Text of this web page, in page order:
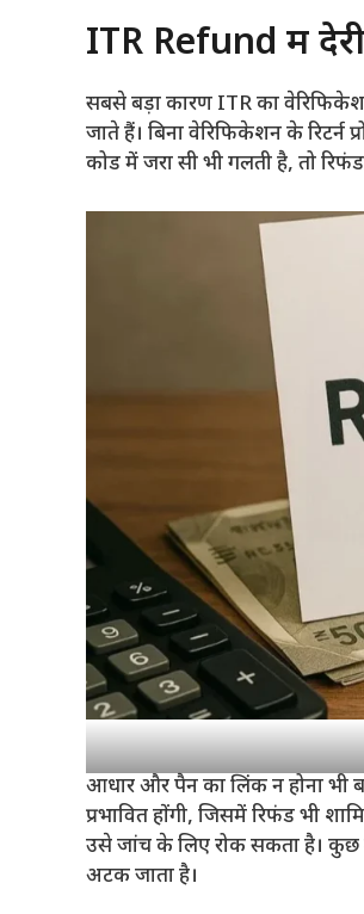
ITR Refund में
सबसे बड़ा कारण ITR का
जाते हैं। बिना वेरिफिकेशन के
कोड में जरा सी भी गलती है, तो
आधार और पैन का लिंक न होना भी
प्रभावित होंगी, जिसमें रिफंड भी
उसे जांच के लिए रोक सकता है। कुछ
अटक जाता है।